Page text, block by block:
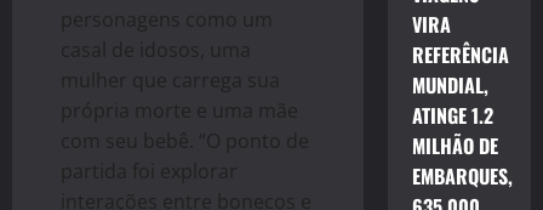
personagens como um
casal de idosos, uma
mulher que carrega sua
própria morte e uma mãe
com seu bebê. “O ponto de
partida foi explorar
interações entre bonecos e
VIRA
REFERÊNCIA
MUNDIAL,
ATINGE 1.2
MILHÃO DE
EMBARQUES,